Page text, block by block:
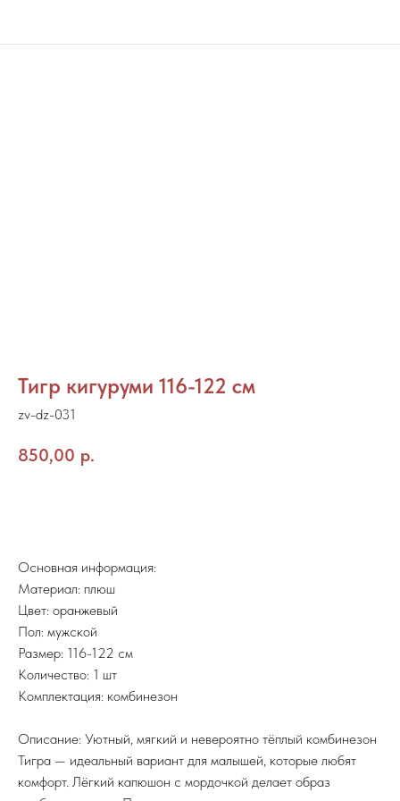
Тигр кигуруми 116-122 см
zv-dz-031
850,00 р.
Основная информация:
Материал: плюш
Цвет: оранжевый
Пол: мужской
Размер: 116-122 см
Количество: 1 шт
Комплектация: комбинезон
Описание: Уютный, мягкий и невероятно тёплый комбинезон
Тигра — идеальный вариант для малышей, которые любят
комфорт. Лёгкий капюшон с мордочкой делает образ